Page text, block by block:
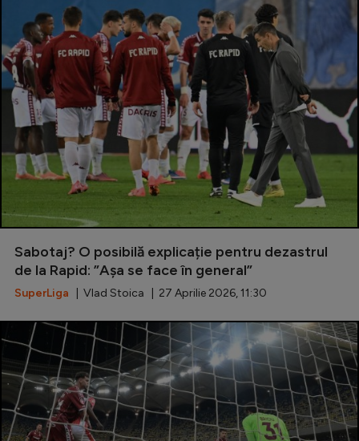
Sabotaj? O posibilă explicație pentru dezastrul
de la Rapid: ”Așa se face în general”
SuperLiga | Vlad Stoica | 27 Aprilie 2026, 11:30